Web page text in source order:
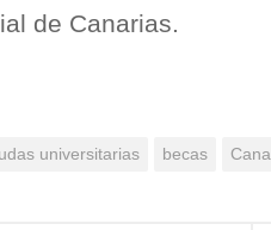
de Canarias.
universitarias becas